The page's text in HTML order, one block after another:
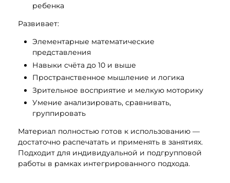
ребенка
Развивает:
Элементарные математические
представления
Навыки счёта до 10 и выше
Пространственное мышление и логика
Зрительное восприятие и мелкую моторику
Умение анализировать, сравнивать,
группировать
Материал полностью готов к использованию —
достаточно распечатать и применять в занятиях.
Подходит для индивидуальной и подгрупповой
работы в рамках интегрированного подхода.